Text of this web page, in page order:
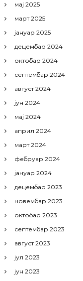
мај 2025
март 2025
јануар 2025
децембар 2024
октобар 2024
септембар 2024
август 2024
јун 2024
мај 2024
април 2024
март 2024
фебруар 2024
јануар 2024
децембар 2023
новембар 2023
октобар 2023
септембар 2023
август 2023
јул 2023
јун 2023